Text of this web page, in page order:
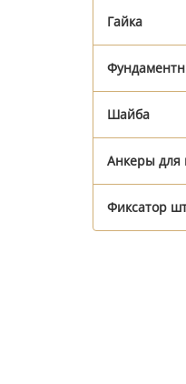
Гайка
Шайба
Анкеры для
Фиксатор